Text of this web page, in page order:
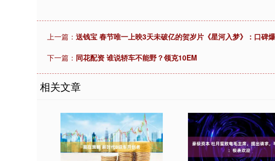
上一篇： 送钱宝 春节唯一上映3天未破亿的贺岁片《星河入梦》：口碑
下一篇： 同花配资 谁说轿车不能野？领克10EM
相关文章